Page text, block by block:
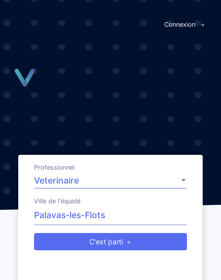
Connexion
Professionnel
Ville de l'équidé
C'est parti